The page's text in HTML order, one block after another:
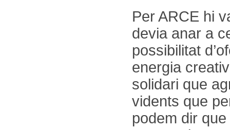
Per ARCE hi
devia anar a
possibilitat
energia
solidari que
vidents que
podem dir